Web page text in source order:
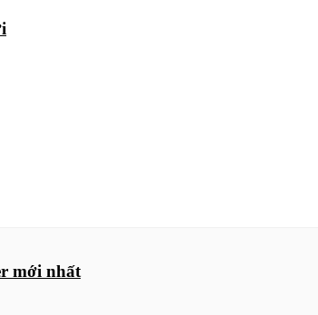
mới nhất